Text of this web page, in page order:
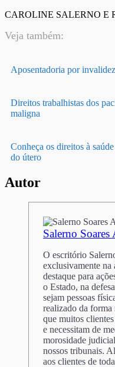
CAROLINE SALERNO E
Veja também:
Aposentadoria por
Direitos trabalhistas dos
maligna
Conheça os direitos à
do útero
Autor
Salerno Soares
O escritório
exclusivamente na
destaque para
o Estado, na
sejam pessoas
realizado da
que muitos
e necessitam de
morosidade
nossos tribunais.
aos clientes de